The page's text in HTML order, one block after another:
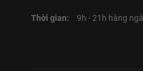
Thời gian: 9h - 21h hàng